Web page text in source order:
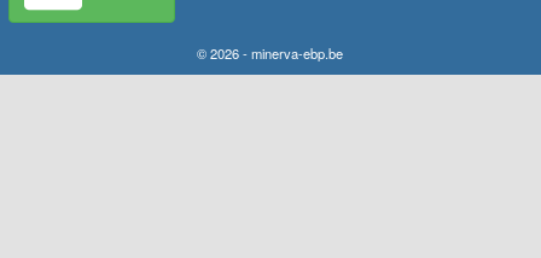
© 2026 - minerva-ebp.be